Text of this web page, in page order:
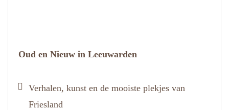
Oud en Nieuw in Leeuwarden
Verhalen, kunst en de mooiste plekjes van
Friesland